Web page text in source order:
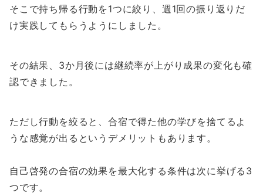
そこで持ち帰る行動を1つに絞り、週1回の振り返りだ
け実践してもらうようにしました。
その結果、3か月後には継続率が上がり成果の変化も確
認できました。
ただし行動を絞ると、合宿で得た他の学びを捨てるよ
うな感覚が出るというデメリットもあります。
自己啓発の合宿の効果を最大化する条件は次に挙げる3
つです。